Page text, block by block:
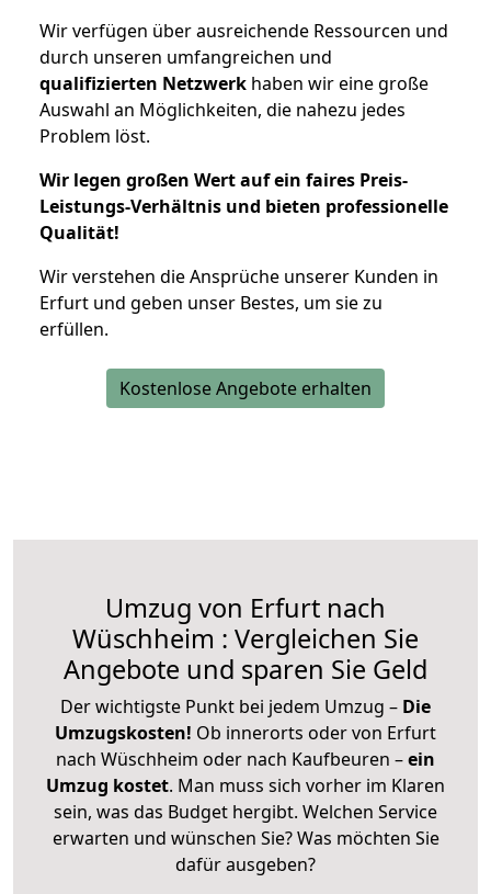
Wir verfügen über ausreichende Ressourcen und
durch unseren umfangreichen und
qualifizierten Netzwerk haben wir eine große
Auswahl an Möglichkeiten, die nahezu jedes
Problem löst.
Wir legen großen Wert auf ein faires Preis-
Leistungs-Verhältnis und bieten professionelle
Qualität!
Wir verstehen die Ansprüche unserer Kunden in
Erfurt und geben unser Bestes, um sie zu
erfüllen.
Kostenlose Angebote erhalten
Umzug von Erfurt nach
Wüschheim : Vergleichen Sie
Angebote und sparen Sie Geld
Der wichtigste Punkt bei jedem Umzug – Die
Umzugskosten! Ob innerorts oder von Erfurt
nach Wüschheim oder nach Kaufbeuren –ein
Umzug kostet. Man muss sich vorher im Klaren
sein, was das Budget hergibt. Welchen Service
erwarten und wünschen Sie? Was möchten Sie
dafür ausgeben?